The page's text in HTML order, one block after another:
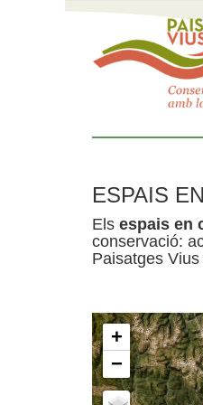
ESPAIS
Els espais en
conservació:
Paisatges
+
−